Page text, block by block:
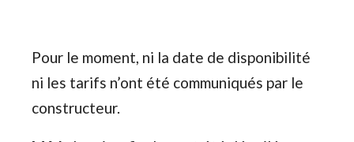
Pour le moment, ni la date de disponibilité
ni les tarifs n’ont été communiqués par le
constructeur.